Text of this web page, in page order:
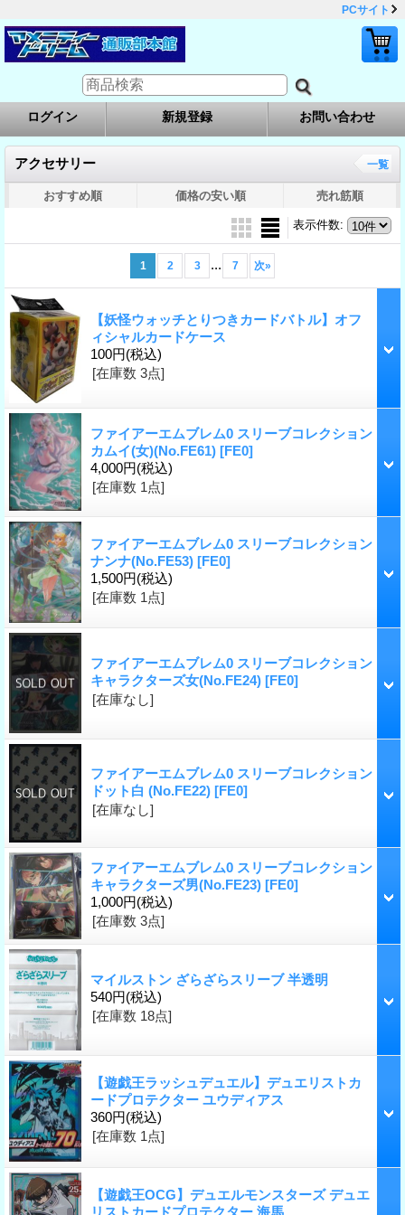
PCサイト
ログイン 新規登録 お問い合わせ
アクセサリー 一覧
おすすめ順 価格の安い順 売れ筋順
表示件数:
1 2 3 ... 7 次»
【妖怪ウォッチとりつきカードバトル】オフ
ィシャルカードケース
100円(税込)
[在庫数 3点]
ファイアーエムブレム0 スリーブコレクション
カムイ(女)(No.FE61) [FE0]
4,000円(税込)
[在庫数 1点]
ファイアーエムブレム0 スリーブコレクション
ナンナ(No.FE53) [FE0]
1,500円(税込)
[在庫数 1点]
ファイアーエムブレム0 スリーブコレクション
キャラクターズ女(No.FE24) [FE0]
[在庫なし]
ファイアーエムブレム0 スリーブコレクション
ドット白 (No.FE22) [FE0]
[在庫なし]
ファイアーエムブレム0 スリーブコレクション
キャラクターズ男(No.FE23) [FE0]
1,000円(税込)
[在庫数 3点]
マイルストン ざらざらスリーブ 半透明
540円(税込)
[在庫数 18点]
【遊戯王ラッシュデュエル】デュエリストカ
ードプロテクター ユウディアス
360円(税込)
[在庫数 1点]
【遊戯王OCG】デュエルモンスターズ デュエ
リストカードプロテクター 海馬